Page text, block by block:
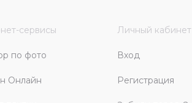
сервисы
по фото
Онлайн
Личный кабинет
Вход
Регистрация